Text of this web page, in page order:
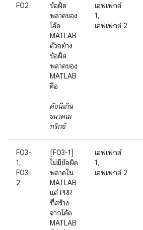
F02
ข้อผิด
พลาดของ
โค้ด
MATLAB
ตัวอย่าง
ข้อผิด
พลาดของ
MATLAB
คือ
ดัชนีเกิน
ขนาดเม
ทริกซ์
เอฟเฟกต์
1,
เอฟเฟกต์ 2
F03-
1,
F03-
2
[F03-1]
ไม่มีข้อผิด
พลาดใน
MATLAB
แต่ PRR
ที่สร้าง
จากโค้ด
MATLAB
เอฟเฟกต์
1,
เอฟเฟกต์ 2